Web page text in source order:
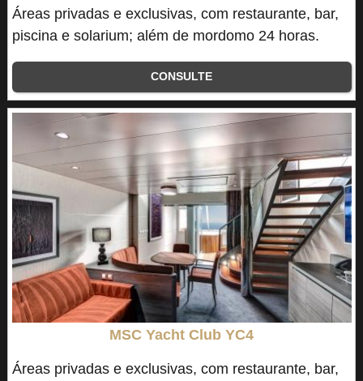
Áreas privadas e exclusivas, com restaurante, bar,
piscina e solarium; além de mordomo 24 horas.
CONSULTE
MSC Yacht Club YC4
Áreas privadas e exclusivas, com restaurante, bar,